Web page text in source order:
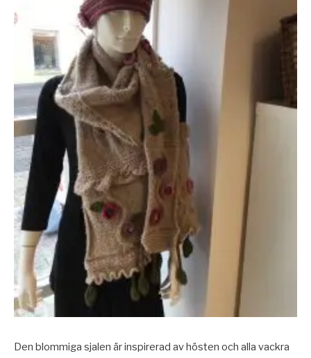
Den blommiga sjalen är inspirerad av hösten och alla vackra